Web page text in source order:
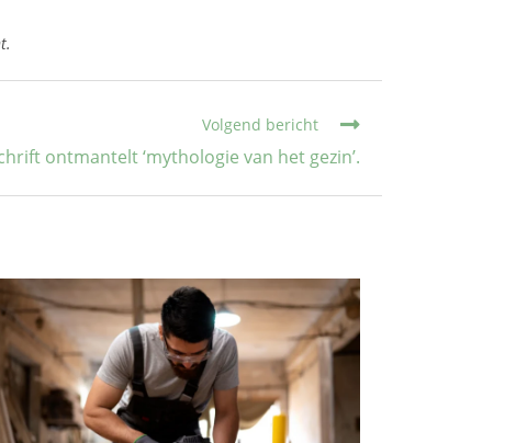
Volgend bericht
ontmantelt ‘mythologie van het gezin’.